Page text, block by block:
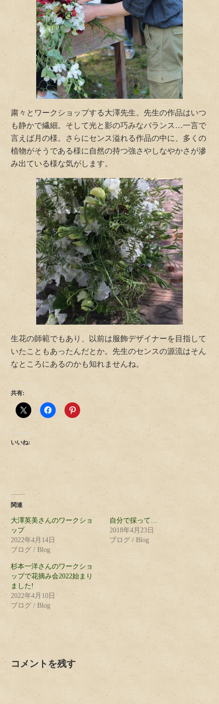
粛々とワークショップする大澤先生。先生の作品はいつ
も静かで繊細。そして光と影の巧みなバランス…一言で
言えば月の様。さらにセンス溢れる作品の中に、多くの
植物がそうである様に自然の持つ強さやしなやかさが滲
み出ている様な気がします。
生花の師範でもあり、以前は服飾デザイナーを目指して
いたこともあったんだとか。先生のセンスの源流はそん
なところにあるのかも知れませんね。
共有:
いいね:
関連
大澤英美さんのワークショ
ップ
2022年4月14日
ブログ / Blog
自分で採って…
2018年4月23日
ブログ / Blog
杉本一洋さんのワークショ
ップで花摘み会2022始まり
ました!
2022年4月10日
ブログ / Blog
コメントを残す